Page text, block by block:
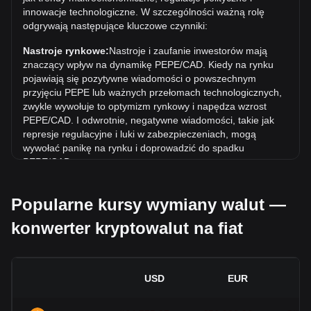
Jaki jest trend cenowy w CAD?
W ciągu ostatnich 7 dni kurs wymiany Pepe (PEPE) wzrósł o
1.35%. W ciągu ostatniego miesiąca kurs wymiany Pepe
(PEPE) wzrósł o 8.39% w stosunku do Dolar kanadyjski
(CAD).
innowacje technologiczne. W szczególności ważną rolę
odgrywają następujące kluczowe czynniki:
Nastroje rynkowe:Nastroje i zaufanie inwestorów mają
znaczący wpływ na dynamikę PEPE/CAD. Kiedy na rynku
pojawiają się pozytywne wiadomości o powszechnym
przyjęciu PEPE lub ważnych przełomach technologicznych,
zwykle wywołuje to optymizm rynkowy i napędza wzrost
PEPE/CAD. I odwrotnie, negatywne wiadomości, takie jak
represje regulacyjne i luki w zabezpieczeniach, mogą
wywołać panikę na rynku i doprowadzić do spadku
PEPE/CAD.
dotyczące kryptowalut mają bezpośredni wpływ na ich
akceptację, co z kolei determinuje ich wartość w stosunku
do tradycyjnych walut, takich jak dolar amerykański. Jasne i
rozwój kryptowalut i powodować spadek ich wartości.
Popularne kursy wymiany walut —
konwerter kryptowalut na fiat
USD EUR